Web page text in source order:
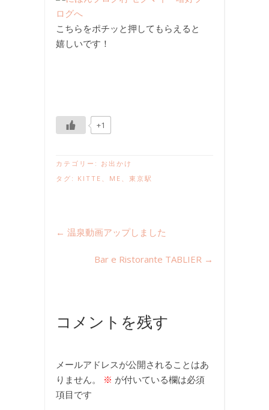
こちらをポチッと押してもらえると
嬉しいです！
+1
カテゴリー: お出かけ
タグ: KITTE 、 ME 、 東京駅
← 温泉動画アップしました
Bar e Ristorante TABLIER →
コメントを残す
メールアドレスが公開されることはあ
りません。
※ が付いている欄は必須
項目です